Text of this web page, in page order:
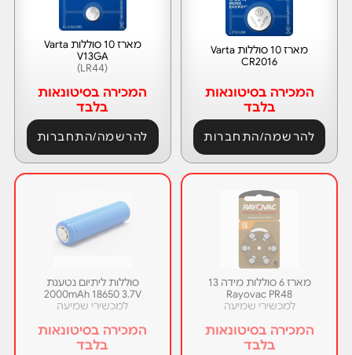
מארז 6 סוללות מידה 13
Rayovac PR48
למכשירי שמיעה
המכירה בסיטונאות
בלבד
סוללות ליתיום נטענת
2000mAh 18650 3.7V
למכשירי שמיעה
המכירה בסיטונאות
בלבד
מארז 10 סוללות Varta
CR2016
המכירה בסיטונאות
בלבד
להרשמה/התחברות
מארז 10 סוללות Varta
V13GA
(LR44)
המכירה בסיטונאות
בלבד
להרשמה/התחברות